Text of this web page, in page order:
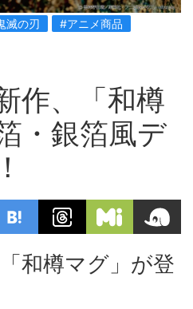
滅の刃
#アニメ商品
作、「和樽
・銀箔風デ
和樽マグ」が登